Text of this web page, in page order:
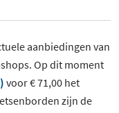
aanbiedingen van
Op dit moment
voor € 71,00 het
zijn de